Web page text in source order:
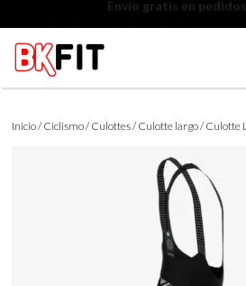
Cambio de talla incluido,
Inicio/ Ciclismo/ Culottes/ Culotte largo/ Culotte